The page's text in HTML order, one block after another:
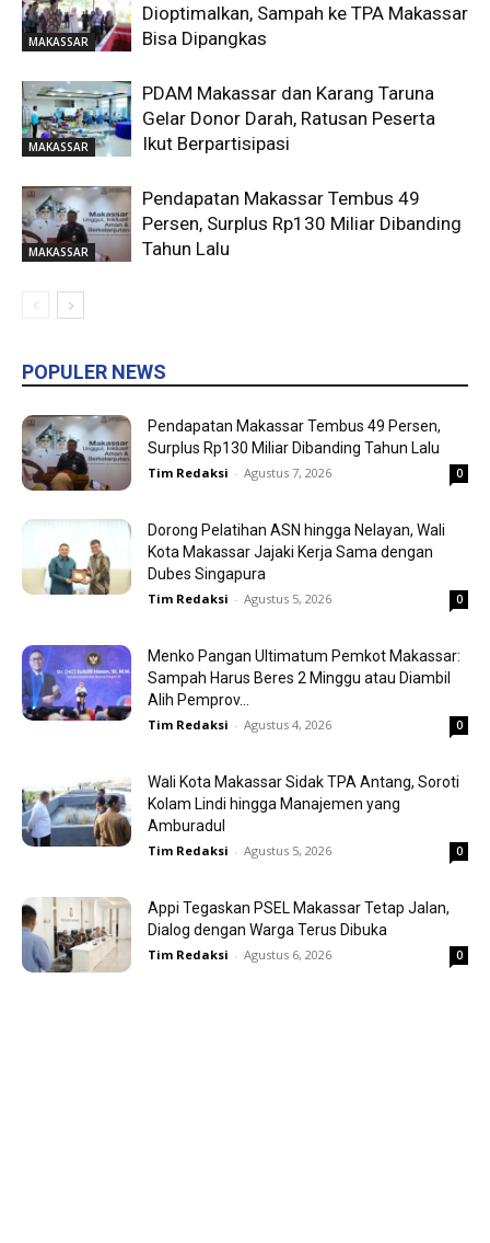
MAKASSAR
Dioptimalkan, Sampah ke TPA Makassar
Bisa Dipangkas
MAKASSAR
PDAM Makassar dan Karang Taruna
Gelar Donor Darah, Ratusan Peserta
Ikut Berpartisipasi
MAKASSAR
Pendapatan Makassar Tembus 49
Persen, Surplus Rp130 Miliar Dibanding
Tahun Lalu
POPULER NEWS
Pendapatan Makassar Tembus 49 Persen,
Surplus Rp130 Miliar Dibanding Tahun Lalu
Tim Redaksi - Agustus 7, 2026 0
Dorong Pelatihan ASN hingga Nelayan, Wali
Kota Makassar Jajaki Kerja Sama dengan
Dubes Singapura
Tim Redaksi - Agustus 5, 2026 0
Menko Pangan Ultimatum Pemkot Makassar:
Sampah Harus Beres 2 Minggu atau Diambil
Alih Pemprov...
Tim Redaksi - Agustus 4, 2026 0
Wali Kota Makassar Sidak TPA Antang, Soroti
Kolam Lindi hingga Manajemen yang
Amburadul
Tim Redaksi - Agustus 5, 2026 0
Appi Tegaskan PSEL Makassar Tetap Jalan,
Dialog dengan Warga Terus Dibuka
Tim Redaksi - Agustus 6, 2026 0